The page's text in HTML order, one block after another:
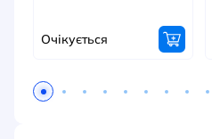
Очікується